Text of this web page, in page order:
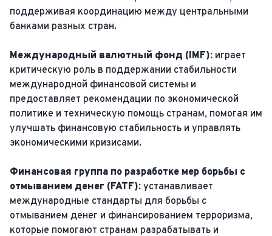
поддерживая координацию между центральными
банками разных стран.
Международный валютный фонд (IMF): играет
критическую роль в поддержании стабильности
международной финансовой системы и
предоставляет рекомендации по экономической
политике и техническую помощь странам, помогая им
улучшать финансовую стабильность и управлять
экономическими кризисами.
Финансовая группа по разработке мер борьбы с
отмыванием денег (FATF): устанавливает
международные стандарты для борьбы с
отмыванием денег и финансированием терроризма,
которые помогают странам разрабатывать и